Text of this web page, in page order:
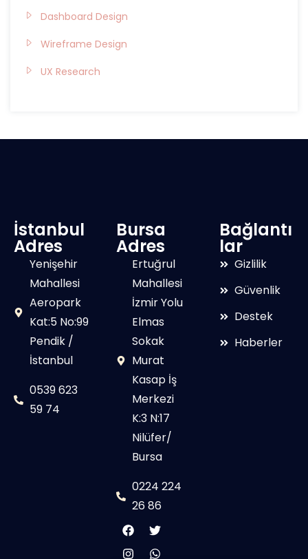
Dashboard Design
Wireframe Design
UX Research
İstanbul
Adres
Yenişehir
Mahallesi
Aeropark
Kat:5 No:99
Pendik /
İstanbul
0539 623
59 74
Bursa
Adres
Ertuğrul
Mahallesi
İzmir Yolu
Elmas
Sokak
Murat
Kasap İş
Merkezi
K:3 N:17
Nilüfer/
Bursa
0224 224
26 86
Bağlantı
lar
Gizlilik
Güvenlik
Destek
Haberler